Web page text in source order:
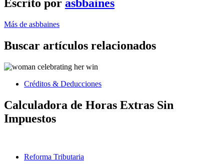
Escrito por asbbaines
Más de asbbaines
Buscar artículos relacionados
Créditos & Deducciones
Calculadora de Horas Extras Sin
Impuestos
Reforma Tributaria